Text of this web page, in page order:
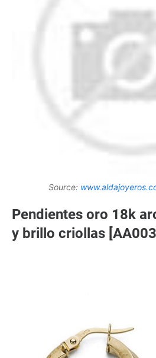
Source:
Pendientes oro 18k
y brillo criollas